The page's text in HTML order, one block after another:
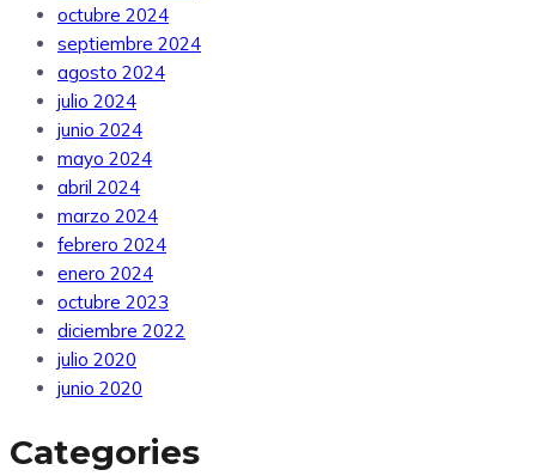
octubre 2024
septiembre 2024
agosto 2024
julio 2024
junio 2024
mayo 2024
abril 2024
marzo 2024
febrero 2024
enero 2024
octubre 2023
diciembre 2022
julio 2020
junio 2020
Categories